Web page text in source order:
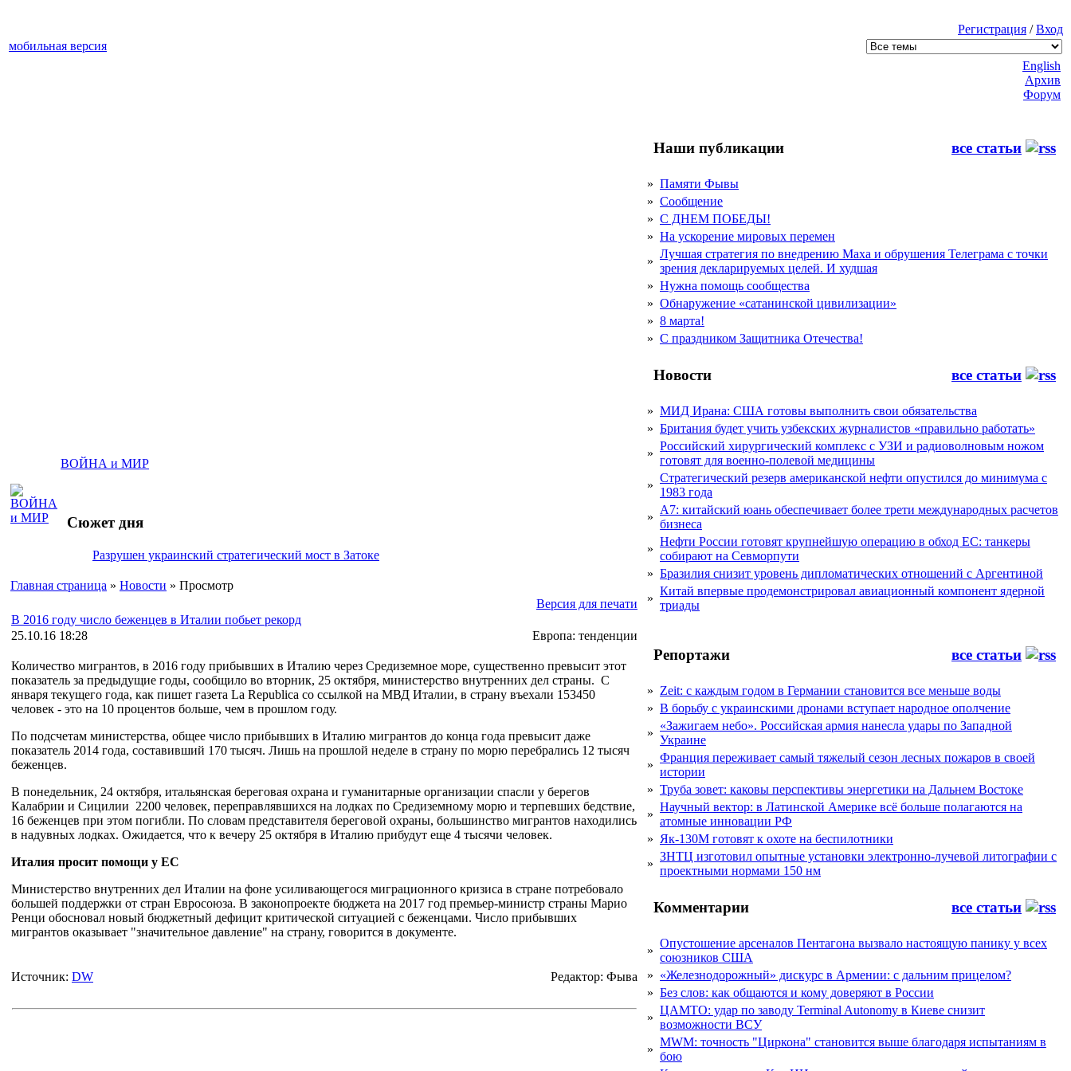
Регистрация /Вход
мобильная версия
ВОЙНА и МИР
Сюжет дня
Разрушен украинский стратегический мост в Затоке
Главная страница » Новости » Просмотр
Версия для печати
В 2016 году число беженцев в Италии побьет рекорд
25.10.16 18:28
Европа: тенденции
Количество мигрантов, в 2016 году прибывших в Италию через Средиземное море, существенно превысит этот
показатель за предыдущие годы, сообщило во вторник, 25 октября, министерство внутренних дел страны. С
января текущего года, как пишет газета La Republica со ссылкой на МВД Италии, в страну въехали 153450
человек - это на 10 процентов больше, чем в прошлом году.
По подсчетам министерства, общее число прибывших в Италию мигрантов до конца года превысит даже
показатель 2014 года, составивший 170 тысяч. Лишь на прошлой неделе в страну по морю перебрались 12 тысяч
беженцев.
В понедельник, 24 октября, итальянская береговая охрана и гуманитарные организации спасли у берегов
Калабрии и Сицилии 2200 человек, переправлявшихся на лодках по Средиземному морю и терпевших бедствие,
16 беженцев при этом погибли. По словам представителя береговой охраны, большинство мигрантов находились
в надувных лодках. Ожидается, что к вечеру 25 октября в Италию прибудут еще 4 тысячи человек.
Италия просит помощи у ЕС
Министерство внутренних дел Италии на фоне усиливающегося миграционного кризиса в стране потребовало
большей поддержки от стран Евросоюза. В законопроекте бюджета на 2017 год премьер-министр страны Марио
Ренци обосновал новый бюджетный дефицит критической ситуацией с беженцами. Число прибывших
мигрантов оказывает "значительное давление" на страну, говорится в документе.
Источник: DW Редактор: Фыва
English
Архив
Форум
Наши публикации все статьи
» Памяти Фывы
» Сообщение
» С ДНЕМ ПОБЕДЫ!
» На ускорение мировых перемен
»
Лучшая стратегия по внедрению Маха и обрушения Телеграма с точки
зрения декларируемых целей. И худшая
» Нужна помощь сообщества
» Обнаружение «сатанинской цивилизации»
» 8 марта!
» С праздником Защитника Отечества!
Новости все статьи
» МИД Ирана: США готовы выполнить свои обязательства
» Британия будет учить узбекских журналистов «правильно работать»
»
Российский хирургический комплекс с УЗИ и радиоволновым ножом
готовят для военно-полевой медицины
»
Стратегический резерв американской нефти опустился до минимума с
1983 года
»
А7: китайский юань обеспечивает более трети международных расчетов
бизнеса
»
Нефти России готовят крупнейшую операцию в обход ЕС: танкеры
собирают на Севморпути
» Бразилия снизит уровень дипломатических отношений с Аргентиной
»
Китай впервые продемонстрировал авиационный компонент ядерной
триады
Репортажи все статьи
» Zeit: с каждым годом в Германии становится все меньше воды
» В борьбу с украинскими дронами вступает народное ополчение
»
«Зажигаем небо». Российская армия нанесла удары по Западной
Украине
»
Франция переживает самый тяжелый сезон лесных пожаров в своей
истории
» Труба зовет: каковы перспективы энергетики на Дальнем Востоке
»
Научный вектор: в Латинской Америке всё больше полагаются на
атомные инновации РФ
» Як-130М готовят к охоте на беспилотники
»
ЗНТЦ изготовил опытные установки электронно-лучевой литографии с
проектными нормами 150 нм
Комментарии все статьи
»
Опустошение арсеналов Пентагона вызвало настоящую панику у всех
союзников США
» «Железнодорожный» дискурс в Армении: с дальним прицелом?
» Без слов: как общаются и кому доверяют в России
»
ЦАМТО: удар по заводу Terminal Autonomy в Киеве снизит
возможности ВСУ
»
MWM: точность "Циркона" становится выше благодаря испытаниям в
бою